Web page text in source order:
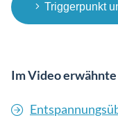
Triggerpunkt
Im Video